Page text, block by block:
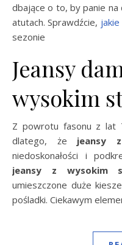
dbające o to, by panie na
atutach. Sprawdźcie,
sezonie
Jeansy
wysokim
Z powrotu fasonu z lat
dlatego, że jeansy
niedoskonałości i
jeansy z wysokim
umieszczone duże
pośladki. Ciekawym